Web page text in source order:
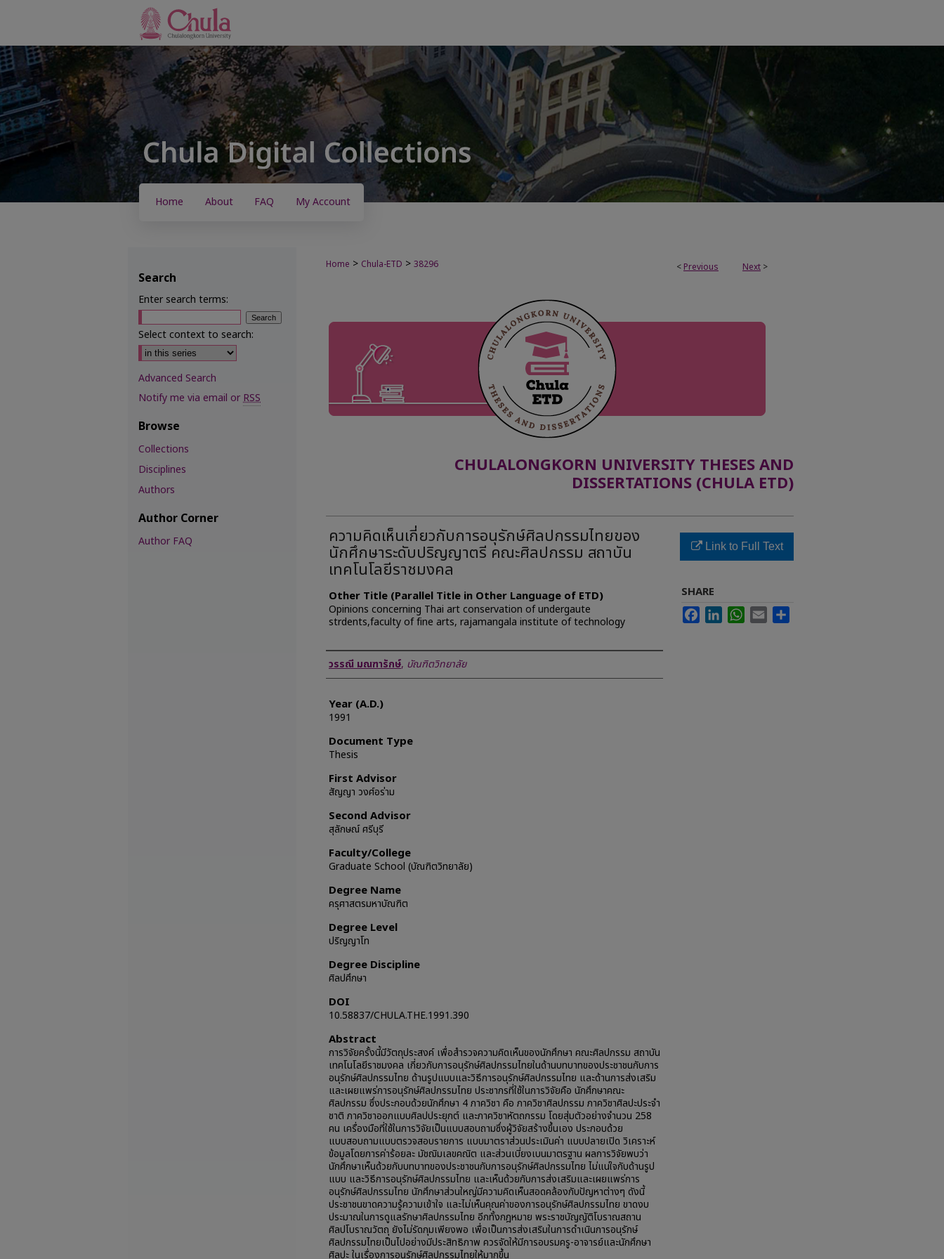
Home About FAQ My Account
< Previous Next >
Home > Chula-ETD > 38296
CHULALONGKORN UNIVERSITY THESES AND
DISSERTATIONS (CHULA ETD)
ความคิดเห็นเกี่ยวกับการอนุรักษ์ศิลปกรรมไทยของ
นักศึกษาระดับปริญญาตรี คณะศิลปกรรม สถาบัน
เทคโนโลยีราชมงคล
Other Title (Parallel Title in Other Language of ETD)
Opinions concerning Thai art conservation of undergaute
strdents,faculty of fine arts, rajamangala institute of technology
Author
วรรณี มณฑารักษ์, บัณฑิตวิทยาลัย
Year (A.D.)
1991
Document Type
Thesis
First Advisor
สัญญา วงศ์อร่าม
Second Advisor
สุลักษณ์ ศรีบุรี
Faculty/College
Graduate School (บัณฑิตวิทยาลัย)
Degree Name
ครุศาสตรมหาบัณฑิต
Degree Level
ปริญญาโท
Degree Discipline
ศิลปศึกษา
DOI
10.58837/CHULA.THE.1991.390
Abstract
การวิจัยครั้งนี้มีวัตถุประสงค์ เพื่อสำรวจความคิดเห็นของนักศึกษา คณะศิลปกรรม สถาบัน
เทคโนโลยีราชมงคล เกี่ยวกับการอนุรักษ์ศิลปกรรมไทยในด้านบทบาทของประชาชนกับการ
อนุรักษ์ศิลปกรรมไทย ด้านรูปแบบและวิธีการอนุรักษ์ศิลปกรรมไทย และด้านการส่งเสริม
และเผยแพร่การอนุรักษ์ศิลปกรรมไทย ประชากรที่ใช้ในการวิจัยคือ นักศึกษาคณะ
ศิลปกรรม ซึ่งประกอบด้วยนักศึกษา 4 ภาควิชา คือ ภาควิชาศิลปกรรม ภาควิชาศิลปะประจำ
ชาติ ภาควิชาออกแบบศิลปประยุกต์ และภาควิชาหัตถกรรม โดยสุ่มตัวอย่างจำนวน 258
คน เครื่องมือที่ใช้ในการวิจัยเป็นแบบสอบถามซึ่งผู้วิจัยสร้างขึ้นเอง ประกอบด้วย
แบบสอบถามแบบตรวจสอบรายการ แบบมาตราส่วนประเมินค่า แบบปลายเปิด วิเคราะห์
ข้อมูลโดยการค่าร้อยละ มัชฌิมเลขคณิต และส่วนเบี่ยงเบนมาตรฐาน ผลการวิจัยพบว่า
นักศึกษาเห็นด้วยกับบทบาทของประชาชนกับการอนุรักษ์ศิลปกรรมไทย ไม่แน่ใจกับด้านรูป
แบบ และวิธีการอนุรักษ์ศิลปกรรมไทย และเห็นด้วยกับการส่งเสริมและเผยแพร่การ
อนุรักษ์ศิลปกรรมไทย นักศึกษาส่วนใหญ่มีความคิดเห็นสอดคล้องกับปัญหาต่างๆ ดังนี้
ประชาชนขาดความรู้ความเข้าใจ และไม่เห็นคุณค่าของการอนุรักษ์ศิลปกรรมไทย ขาดงบ
ประมาณในการดูแลรักษาศิลปกรรมไทย อีกทั้งกฎหมาย พระราชบัญญัติโบราณสถาน
ศิลปโบราณวัตถุ ยังไม่รัดกุมเพียงพอ เพื่อเป็นการส่งเสริมในการดำเนินการอนุรักษ์
ศิลปกรรมไทยเป็นไปอย่างมีประสิทธิภาพ ควรจัดให้มีการอบรมครู-อาจารย์และนักศึกษา
ศิลปะ ในเรื่องการอนุรักษ์ศิลปกรรมไทยให้มากขึ้น
Link to Full Text
SHARE
FacebookLinkedInWhatsApp
Email
Search
Enter search terms:
Select context to search:
Advanced Search
Notify me via email or RSS
Browse
Collections
Disciplines
Authors
Author Corner
Author FAQ